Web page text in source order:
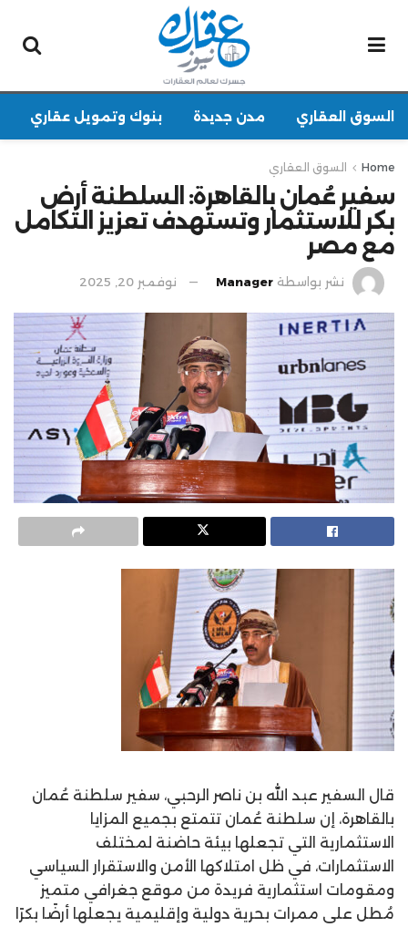
السوق العقاري مدن جديدة بنوك وتمويل عقاري
Home السوق العقاري
سفير عُمان بالقاهرة: السلطنة أرض
بكر للاستثمار وتستهدف تعزيز التكامل
مع مصر
نشر بواسطة Manager نوفمبر 20, 2025
قال السفير عبد الله بن ناصر الرحبي، سفير سلطنة عُمان
بالقاهرة، إن سلطنة عُمان تتمتع بجميع المزايا
الاستثمارية التي تجعلها بيئة حاضنة لمختلف
الاستثمارات، في ظل امتلاكها الأمن والاستقرار السياسي
ومقومات استثمارية فريدة من موقع جغرافي متميز
مُطل على ممرات بحرية دولية وإقليمية يجعلها أرضًا بكرًا